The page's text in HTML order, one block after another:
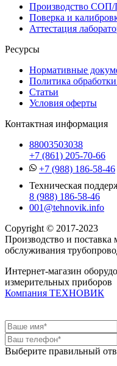
Производство
Поверка и
Аттестация
Ресурсы
Нормативные
Политика
Статьи
Условия оферты
Контактная информация
88003503038
+7 (861) 205-70-66
+7 (988) 186-58-46
Техническая
8 (988) 186-58-46
001@tehnovik.info
Copyright © 2017-2023
Производство и поставка
обслуживания
Интернет-магазин
измерительных приборов
Компания ТЕХНОВИК
Выберите правильный